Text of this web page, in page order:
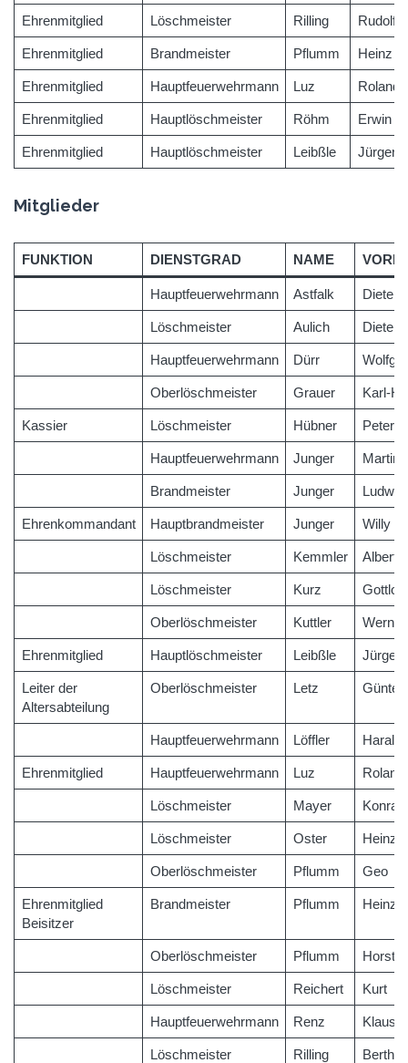
Ehrenmitglied Löschmeister Rilling Rudolf
Ehrenmitglied Brandmeister Pflumm Heinz
Ehrenmitglied Hauptfeuerwehrmann Luz Roland
Ehrenmitglied Hauptlöschmeister Röhm Erwin
Ehrenmitglied Hauptlöschmeister Leibßle Jürgen
Mitglieder
FUNKTION DIENSTGRAD NAME
Hauptfeuerwehrmann Astfalk Dieter
Löschmeister Aulich Dieter
Hauptfeuerwehrmann Dürr
Oberlöschmeister Grauer Karl-
Kassier Löschmeister Hübner Peter
Hauptfeuerwehrmann Junger Martin
Brandmeister Junger Ludwig
Ehrenkommandant Hauptbrandmeister Junger Willy
Löschmeister Kemmler Albert
Löschmeister Kurz Gottlob
Oberlöschmeister Kuttler Werner
Ehrenmitglied Hauptlöschmeister Leibßle Jürgen
Leiter der
Altersabteilung
Oberlöschmeister Letz Günter
Hauptfeuerwehrmann Löffler Harald
Ehrenmitglied Hauptfeuerwehrmann Luz Roland
Löschmeister Mayer Konrad
Löschmeister Oster Heinz
Oberlöschmeister Pflumm Geo
Ehrenmitglied
Beisitzer
Brandmeister Pflumm Heinz
Oberlöschmeister Pflumm Horst
Löschmeister Reichert Kurt
Hauptfeuerwehrmann Renz Klaus-
Löschmeister Rilling